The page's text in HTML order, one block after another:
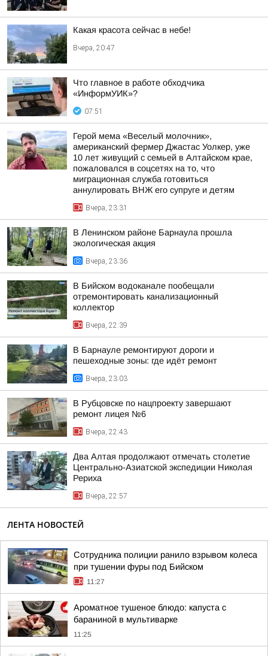
Какая красота сейчас в небе!
Вчера, 20:47
Что главное в работе обходчика
«ИнформУИК»?
07:51
Герой мема «Веселый молочник»,
американский фермер Джастас Уолкер, уже
10 лет живущий с семьей в Алтайском крае,
пожаловался в соцсетях на то, что
миграционная служба готовиться
аннулировать ВНЖ его супруге и детям
Вчера, 23:31
В Ленинском районе Барнаула прошла
экологическая акция
Вчера, 23:36
В Бийском водоканале пообещали
отремонтировать канализационный
коллектор
Вчера, 22:39
В Барнауле ремонтируют дороги и
пешеходные зоны: где идёт ремонт
Вчера, 23:03
В Рубцовске по нацпроекту завершают
ремонт лицея №6
Вчера, 22:43
Два Алтая продолжают отмечать столетие
Центрально-Азиатской экспедиции Николая
Рериха
Вчера, 22:57
ЛЕНТА НОВОСТЕЙ
Сотрудника полиции ранило взрывом колеса
при тушении фуры под Бийском
11:27
Ароматное тушеное блюдо: капуста с
бараниной в мультиварке
11:25